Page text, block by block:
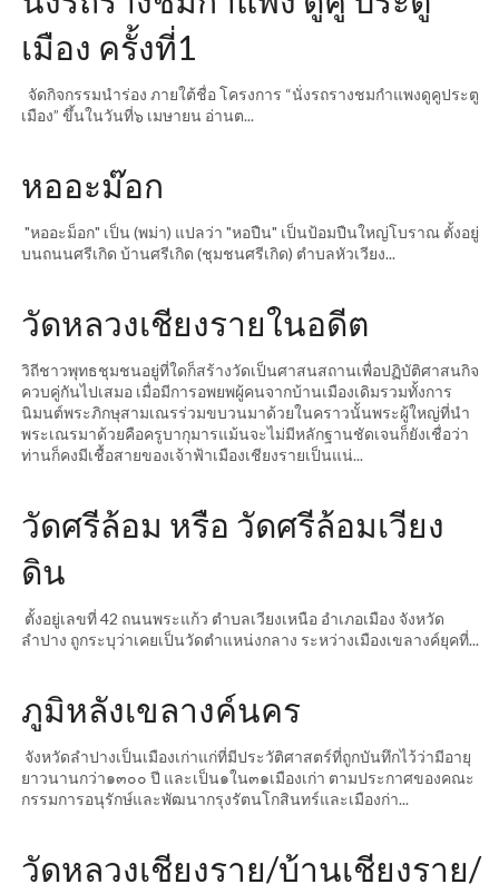
เมือง ครั้งที่1
จัดกิจกรรมนำร่อง ภายใต้ชื่อ โครงการ “นั่งรถรางชมกำแพงดูคูประตู
เมือง” ขึ้นในวันที่๖ เมษายน อ่านต...
หออะม๊อก
"หออะม็อก" เป็น (พม่า) แปลว่า "หอปืน" เป็นป้อมปืนใหญ่โบราณ ตั้งอยู่
บนถนนศรีเกิด บ้านศรีเกิด (ชุมชนศรีเกิด) ตำบลหัวเวียง...
วัดหลวงเชียงรายในอดีต
วิถีชาวพุทธชุมชนอยู่ที่ใดก็สร้างวัดเป็นศาสนสถานเพื่อปฏิบัติศาสนกิจ
ควบคู่กันไปเสมอ เมื่อมีการอพยพผู้คนจากบ้านเมืองเดิมรวมทั้งการ
นิมนต์พระภิกษุสามเณรร่วมขบวนมาด้วยในคราวนั้นพระผู้ใหญ่ที่นำ
พระเณรมาด้วยคือครูบากุมารแม้นจะไม่มีหลักฐานชัดเจนก็ยังเชื่อว่า
ท่านก็คงมีเชื้อสายของเจ้าฟ้าเมืองเชียงรายเป็นแน่...
วัดศรีล้อม หรือ วัดศรีล้อมเวียง
ดิน
ตั้งอยู่เลขที่ 42 ถนนพระแก้ว ตำบลเวียงเหนือ อำเภอเมือง จังหวัด
ลำปาง ถูกระบุว่าเคยเป็นวัดตำแหน่งกลาง ระหว่างเมืองเขลางค์ยุคที่...
ภูมิหลังเขลางค์นคร
จังหวัดลำปางเป็นเมืองเก่าแก่ที่มีประวัติศาสตร์ที่ถูกบันทึกไว้ว่ามีอายุ
ยาวนานกว่า๑๓๐๐ ปี และเป็น๑ใน๓๑เมืองเก่า ตามประกาศของคณะ
กรรมการอนุรักษ์และพัฒนากรุงรัตนโกสินทร์และเมืองก่า...
วัดหลวงเชียงราย/บ้านเชียงราย/